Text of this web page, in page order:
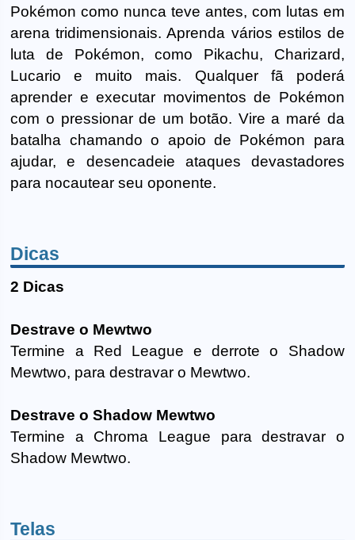
Pokémon como nunca teve antes, com lutas em
arena tridimensionais. Aprenda vários estilos de
luta de Pokémon, como Pikachu, Charizard,
Lucario e muito mais. Qualquer fã poderá
aprender e executar movimentos de Pokémon
com o pressionar de um botão. Vire a maré da
batalha chamando o apoio de Pokémon para
ajudar, e desencadeie ataques devastadores
para nocautear seu oponente.
Dicas
2 Dicas
Destrave o Mewtwo
Termine a Red League e derrote o Shadow
Mewtwo, para destravar o Mewtwo.
Destrave o Shadow Mewtwo
Termine a Chroma League para destravar o
Shadow Mewtwo.
Telas